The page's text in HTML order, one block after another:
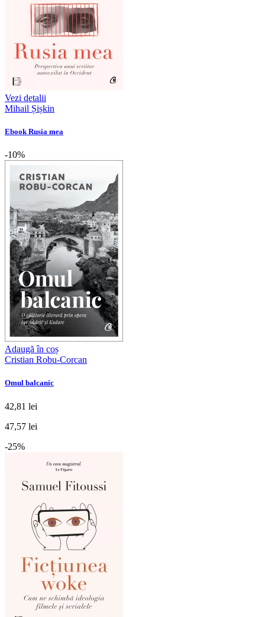
Vezi detalii
Mihail Șișkin
Ebook Rusia mea
-10%
Adaugă în coș
Cristian Robu-Corcan
Omul balcanic
42,81 lei
47,57 lei
-25%